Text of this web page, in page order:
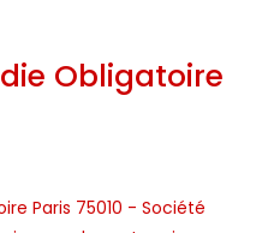
Obligatoire